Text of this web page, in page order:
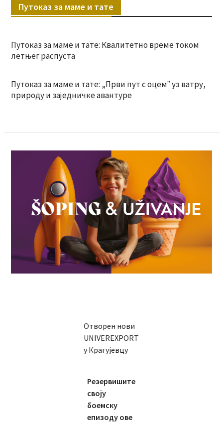
Путоказ за маме и тате
Путоказ за маме и тате: Квалитетно време током
летњег распуста
Путоказ за маме и тате: „Први пут с оцемˮ уз ватру,
природу и заједничке авантуре
Отворен нови
UNIVEREXPORT
у Крагујевцу
Резервишите
своју
боемску
епизоду ове